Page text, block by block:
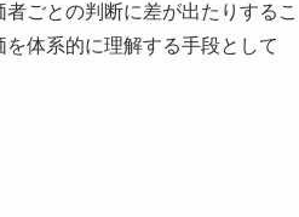
ごとの判断に差が出たりするこ
体系的に理解する手段として